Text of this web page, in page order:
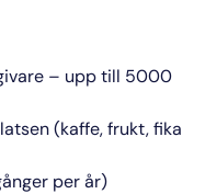
– upp till 5000
(kaffe, frukt, fika
per år)